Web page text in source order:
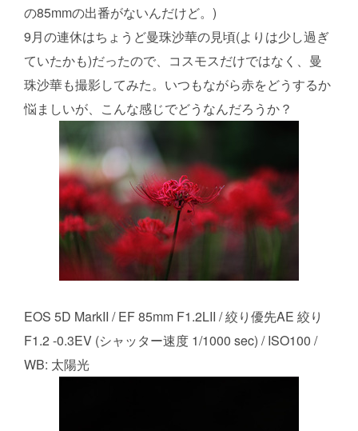
の85mmの出番がないんだけど。)
9月の連休はちょうど曼珠沙華の見頃(よりは少し過ぎ
ていたかも)だったので、コスモスだけではなく、曼
珠沙華も撮影してみた。いつもながら赤をどうするか
悩ましいが、こんな感じでどうなんだろうか？
EOS 5D MarkII / EF 85mm F1.2LII / 絞り優先AE 絞り
F1.2 -0.3EV (シャッター速度 1/1000 sec) / ISO100 /
WB: 太陽光